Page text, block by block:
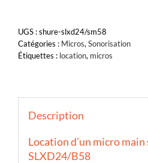
UGS :shure-slxd24/sm58
Catégories : Micros, Sonorisation
Étiquettes : location, micros
Description
Location d’un micro main
SLXD24/B58